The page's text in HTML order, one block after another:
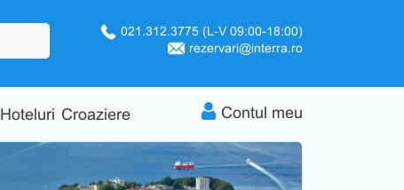
021.312.3775 (L-V 09:00-18:00)
rezervari@interra.ro
Hoteluri Croaziere Contul meu